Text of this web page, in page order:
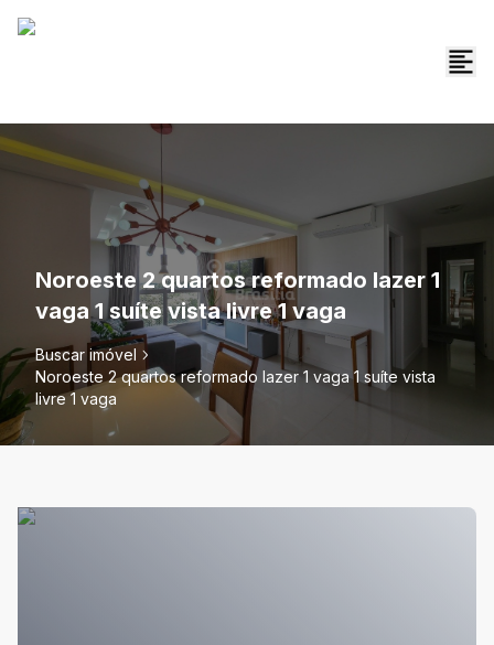
Noroeste 2 quartos reformado lazer 1
vaga 1 suíte vista livre 1 vaga
Buscar imóvel
Noroeste 2 quartos reformado lazer 1 vaga 1 suíte vista
livre 1 vaga